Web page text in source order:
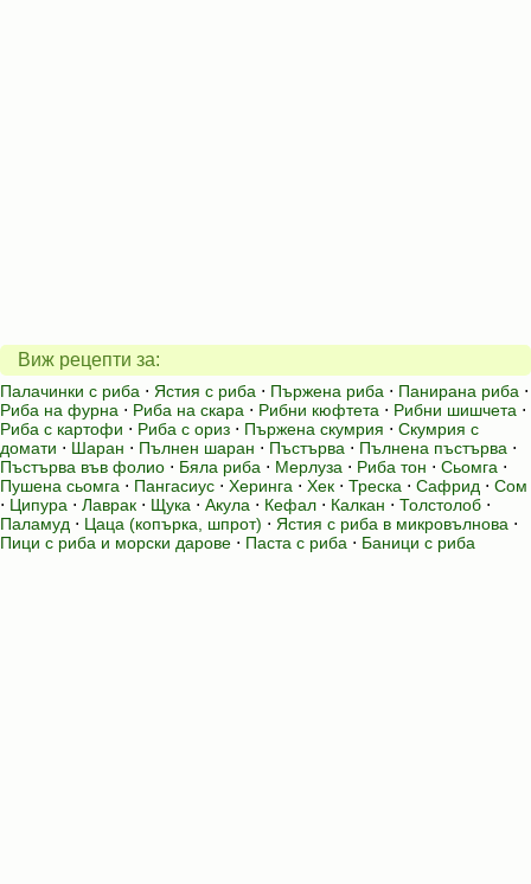
Виж рецепти за:
Палачинки с риба ⋅ Ястия с риба ⋅ Пържена риба ⋅ Панирана риба ⋅
Риба на фурна ⋅ Риба на скара ⋅ Рибни кюфтета ⋅ Рибни шишчета ⋅
Риба с картофи ⋅ Риба с ориз ⋅ Пържена скумрия ⋅ Скумрия с
домати ⋅ Шаран ⋅ Пълнен шаран ⋅ Пъстърва ⋅ Пълнена пъстърва ⋅
Пъстърва във фолио ⋅ Бяла риба ⋅ Мерлуза ⋅ Риба тон ⋅ Сьомга ⋅
Пушена сьомга ⋅ Пангасиус ⋅ Херинга ⋅ Хек ⋅ Треска ⋅ Сафрид ⋅ Сом
⋅ Ципура ⋅ Лаврак ⋅ Щука ⋅ Акула ⋅ Кефал ⋅ Калкан ⋅ Толстолоб ⋅
Паламуд ⋅ Цаца (копърка, шпрот) ⋅ Ястия с риба в микровълнова ⋅
Пици с риба и морски дарове ⋅ Паста с риба ⋅ Баници с риба